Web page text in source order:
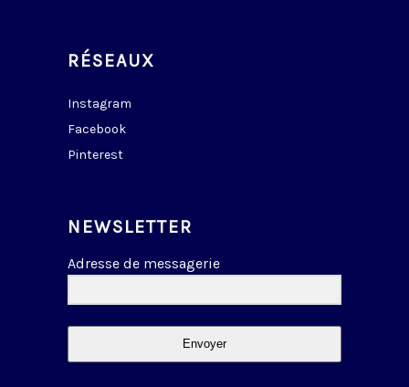
RÉSEAUX
Instagram
Facebook
Pinterest
NEWSLETTER
Adresse de messagerie
Envoyer